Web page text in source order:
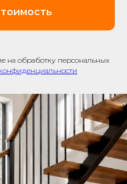
на обработку персональных